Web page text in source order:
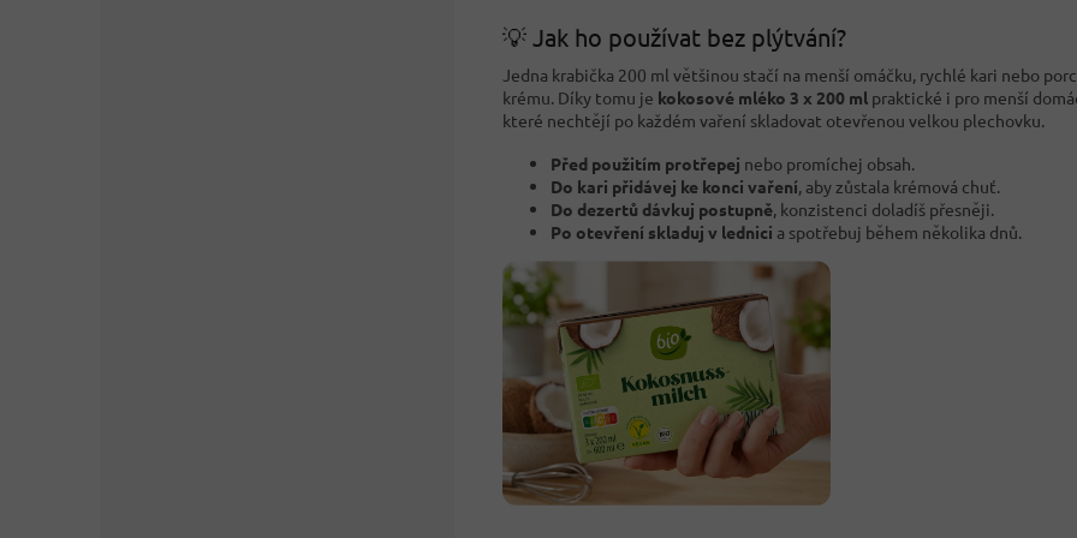
💡 Jak ho používat bez plýtvání?
Jedna krabička 200 ml většinou stačí na menší omáčku, rychlé kari nebo
krému. Díky tomu je kokosové mléko 3 x 200 ml praktické i pro menší
které nechtějí po každém vaření skladovat otevřenou velkou plechovku.
Před použitím protřepej nebo promíchej obsah.
Do kari přidávej ke konci vaření, aby zůstala krémová chuť.
Do dezertů dávkuj postupně, konzistenci doladíš přesněji.
Po otevření skladuj v lednici a spotřebuj během několika dnů.